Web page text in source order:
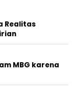
Realitas
MBG karena